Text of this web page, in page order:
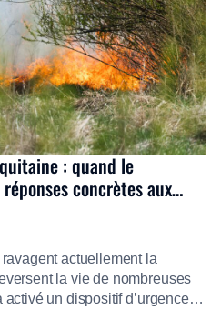
: quand le
concrètes aux
actuellement la
la vie de nombreuses
un dispositif d’urgence